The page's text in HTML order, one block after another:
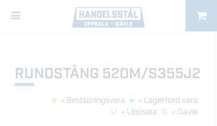
RUNDSTÅNG 520M/S355J2
= Beställningsvara
= Lagerförd vara
U
= Uppsala G = Gävle